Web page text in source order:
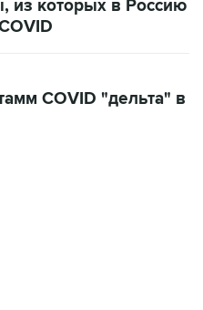
из которых в Россию
COVID "дельта" в